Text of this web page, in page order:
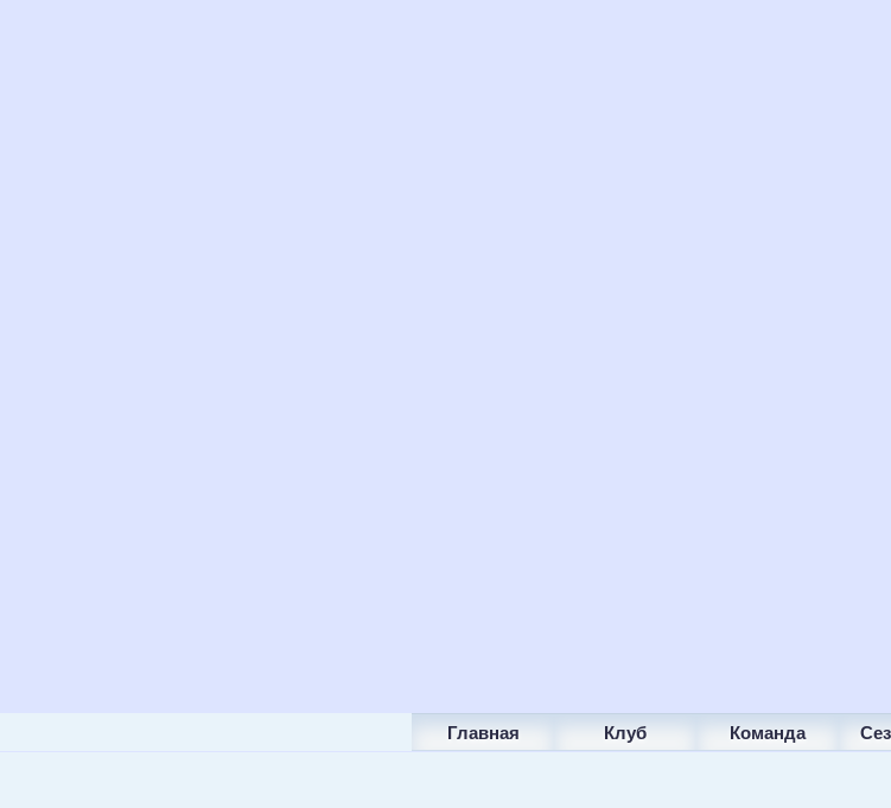
Главная Клуб Команда